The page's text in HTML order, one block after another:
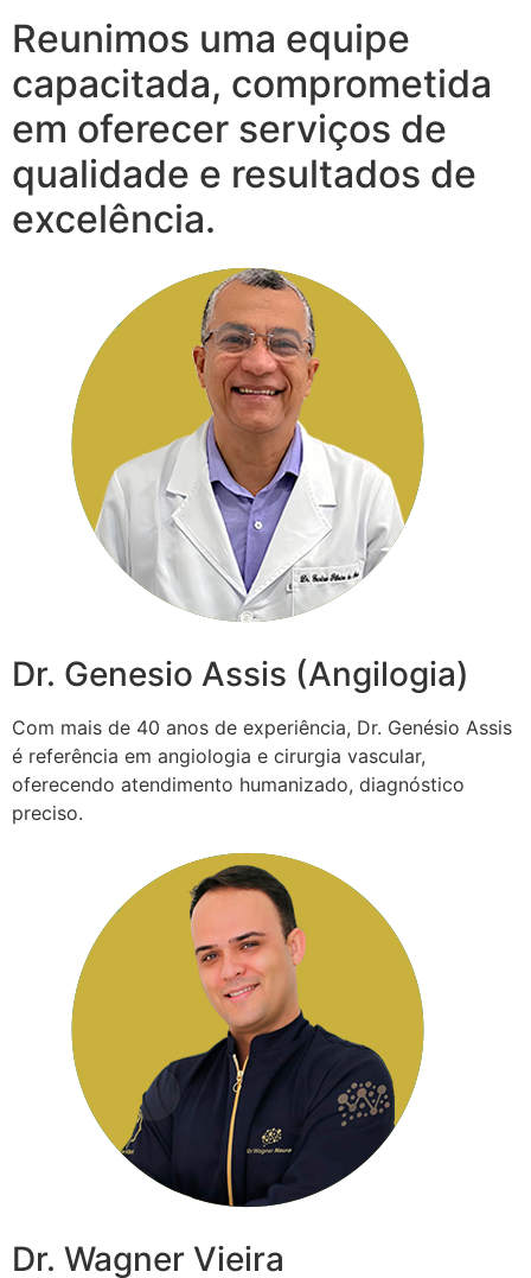
Reunimos uma equipe
capacitada, comprometida
em oferecer serviços de
qualidade e resultados de
excelência.
Dr. Genesio Assis (Angilogia)
Com mais de 40 anos de experiência, Dr. Genésio Assis
é referência em angiologia e cirurgia vascular,
oferecendo atendimento humanizado, diagnóstico
preciso.
Dr. Wagner Vieira